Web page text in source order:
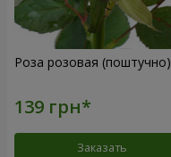
Роза розовая (поштучно)
Заказать